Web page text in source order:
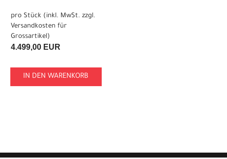
pro Stück (inkl. MwSt. zzgl.
Versandkosten für
Grossartikel)
4.499,00 EUR
IN DEN WARENKORB